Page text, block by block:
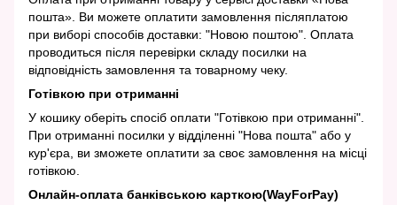
пошта». Ви можете оплатити замовлення післяплатою
при виборі способів доставки: "Новою поштою". Оплата
проводиться після перевірки складу посилки на
відповідність замовлення та товарному чеку.
Готівкою при отриманні
У кошику оберіть спосіб оплати "Готівкою при отриманні".
При отриманні посилки у відділенні "Нова пошта" або у
кур'єра, ви зможете оплатити за своє замовлення на місці
готівкою.
Онлайн-оплата банківською карткою(WayForPay)